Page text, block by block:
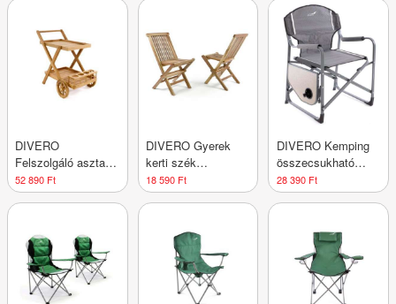
DIVERO
Felszolgáló asztal
52 890 Ft
DIVERO Gyerek
kerti szék
összecsukható 2 db
tíkfa
18 590 Ft
DIVERO Kemping
összecsukható
szék asztallal és
italtartóval
28 390 Ft